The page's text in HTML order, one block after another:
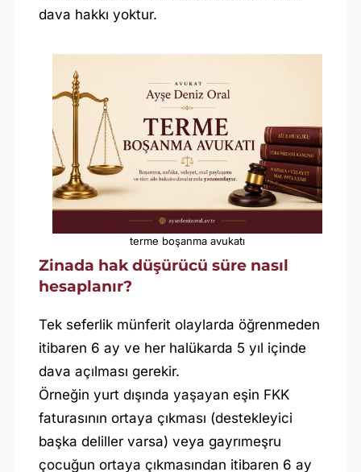
dava hakkı yoktur.
terme boşanma avukatı
Zinada hak düşürücü süre nasıl
hesaplanır?
Tek seferlik münferit olaylarda öğrenmeden
itibaren 6 ay ve her halükarda 5 yıl içinde
dava açılması gerekir.
Örneğin yurt dışında yaşayan eşin FKK
faturasının ortaya çıkması (destekleyici
başka deliller varsa) veya gayrımeşru
çocuğun ortaya çıkmasından itibaren 6 ay